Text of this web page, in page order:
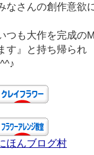
なさんの創作意欲
つも大作を完成の
す』と持ち帰ら
ほんブログ村